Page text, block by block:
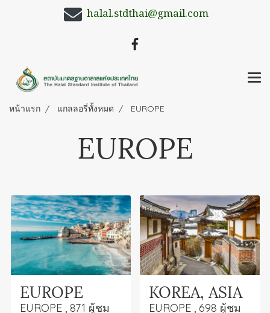
halal.stdthai@gmail.com
หน้าแรก แกลลอรี่ทั้งหมด EUROPE
EUROPE
EUROPE
EUROPE , 871 ผู้ชม
KOREA, ASIA
EUROPE , 698 ผู้ชม